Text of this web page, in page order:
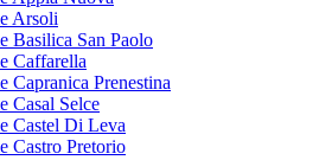
Arsoli
Basilica San Paolo
Caffarella
Capranica Prenestina
Casal Selce
Castel Di Leva
Castro Pretorio